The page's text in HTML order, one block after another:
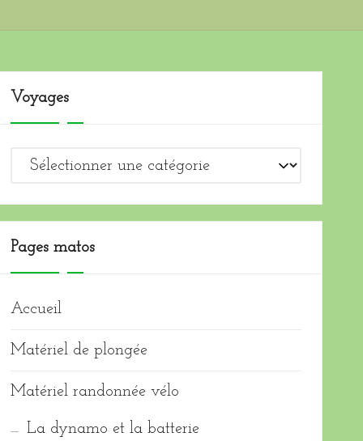
Voyages
Voyages
Pages matos
Accueil
Matériel de plongée
Matériel randonnée vélo
La dynamo et la batterie